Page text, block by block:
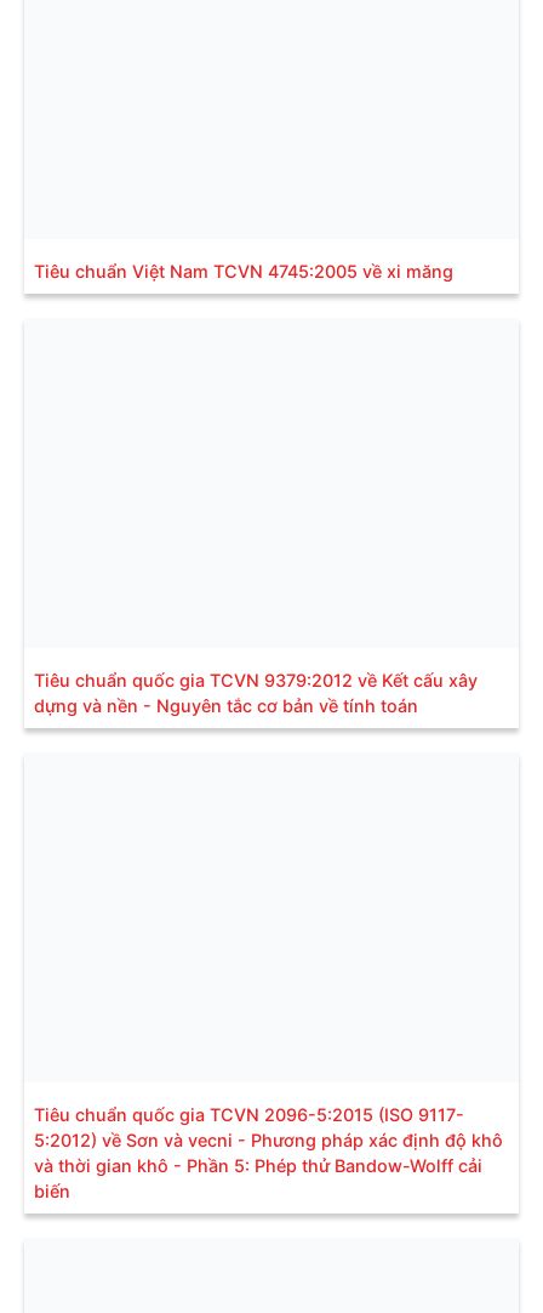
Tiêu chuẩn Việt Nam TCVN 4745:2005 về xi măng
Tiêu chuẩn quốc gia TCVN 9379:2012 về Kết cấu xây
dựng và nền - Nguyên tắc cơ bản về tính toán
Tiêu chuẩn quốc gia TCVN 2096-5:2015 (ISO 9117-
5:2012) về Sơn và vecni - Phương pháp xác định độ khô
và thời gian khô - Phần 5: Phép thử Bandow-Wolff cải
biến